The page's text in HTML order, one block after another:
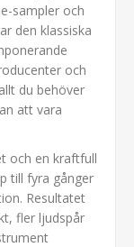
sampler och
den klassiska
och
du behöver
att vara
och en kraftfull
till fyra gånger
Resultatet
fler ljudspår